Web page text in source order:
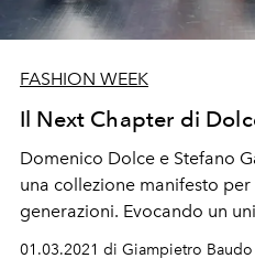
FASHION WEEK
Il Next Chapter di
Domenico Dolce e Stefano
una collezione manifesto
generazioni. Evocando un
una sensualità libera, un
guardaroba sperimentale e
01.03.2021 di Giampietro Baudo